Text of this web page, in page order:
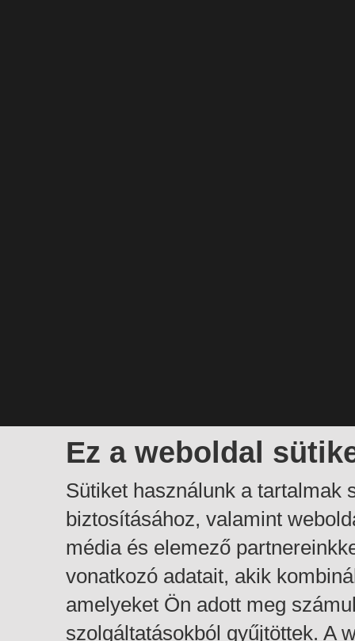
Ez a weboldal
Sütiket használunk a tartalmak
biztosításához, valamint
média és elemező
vonatkozó adatait, akik
amelyeket Ön adott meg
szolgáltatásokból gyűjtöttek. A